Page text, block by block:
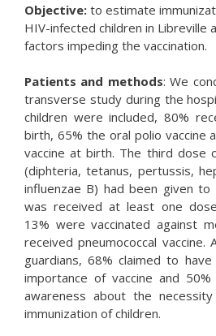
Objective: to estimate
HIV-infected children in Libreville
factors impeding the vaccination.
Patients and methods: We
transverse study during the
children were included, 80%
birth, 65% the oral polio vaccine
vaccine at birth. The third dose
(diphteria, tetanus, pertussis,
influenzae B) had been given to
was received at least one
13% were vaccinated against
received pneumococcal
guardians, 68% claimed to
importance of vaccine and
awareness about the
immunization of children.